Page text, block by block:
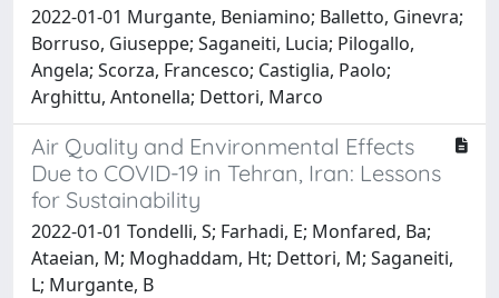
2022-01-01 Murgante, Beniamino; Balletto, Ginevra;
Borruso, Giuseppe; Saganeiti, Lucia; Pilogallo,
Angela; Scorza, Francesco; Castiglia, Paolo;
Arghittu, Antonella; Dettori, Marco
Air Quality and Environmental Effects
Due to COVID-19 in Tehran, Iran: Lessons
for Sustainability
2022-01-01 Tondelli, S; Farhadi, E; Monfared, Ba;
Ataeian, M; Moghaddam, Ht; Dettori, M; Saganeiti,
L; Murgante, B